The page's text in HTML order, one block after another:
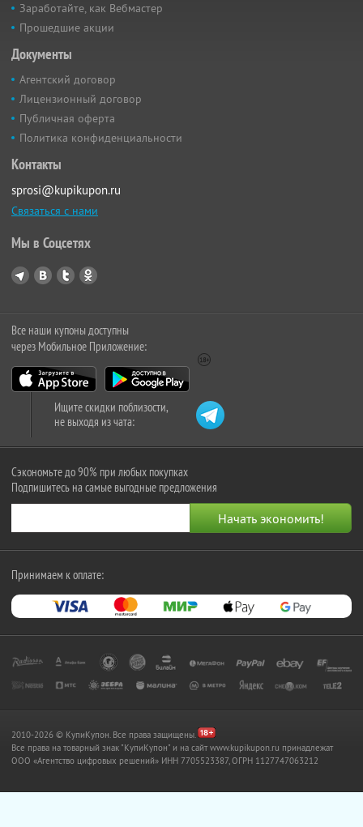
Заработайте, как Вебмастер
Прошедшие акции
Документы
Агентский договор
Лицензионный договор
Публичная оферта
Политика конфиденциальности
Контакты
sprosi@kupikupon.ru
Связаться с нами
Мы в Соцсетях
Все наши купоны доступны
через Мобильное Приложение:
Ищите скидки поблизости,
не выходя из чата:
Сэкономьте до 90% при любых покупках
Подпишитесь на самые выгодные предложения
Принимаем к оплате:
2010-2026 © КупиКупон. Все права защищены.
Все права на товарный знак "КупиКупон" и на сайт www.kupikupon.ru принадлежат
OOO «Агентство цифровых решений» ИНН 7705523387, ОГРН 1127747063212